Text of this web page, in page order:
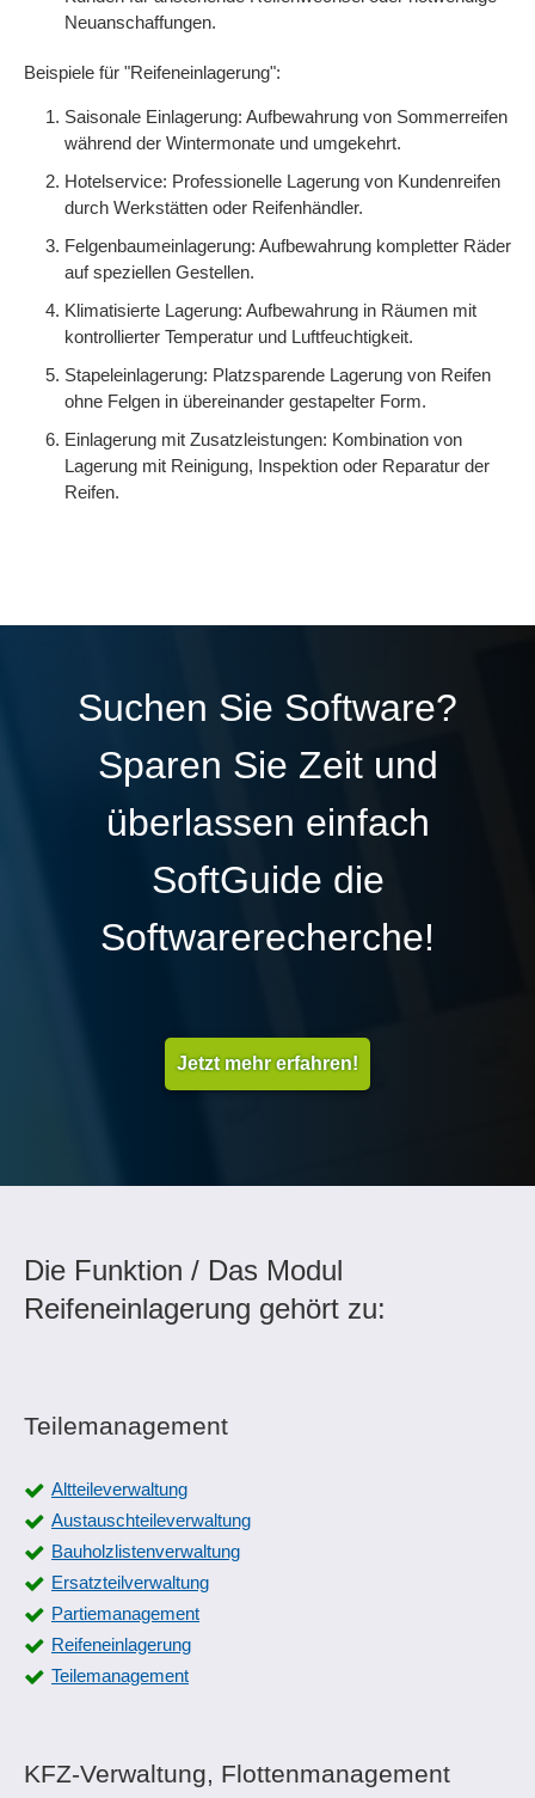
Neuanschaffungen.
Beispiele für "Reifeneinlagerung":
Saisonale Einlagerung: Aufbewahrung von Sommerreifen
während der Wintermonate und umgekehrt.
Hotelservice: Professionelle Lagerung von Kundenreifen
durch Werkstätten oder Reifenhändler.
Felgenbaumeinlagerung: Aufbewahrung kompletter Räder
auf speziellen Gestellen.
Klimatisierte Lagerung: Aufbewahrung in Räumen mit
kontrollierter Temperatur und Luftfeuchtigkeit.
Stapeleinlagerung: Platzsparende Lagerung von Reifen
ohne Felgen in übereinander gestapelter Form.
Einlagerung mit Zusatzleistungen: Kombination von
Lagerung mit Reinigung, Inspektion oder Reparatur der
Reifen.
Suchen Sie Software?
Sparen Sie Zeit und
überlassen einfach
SoftGuide die
Softwarerecherche!
Jetzt mehr erfahren!
Die Funktion / Das Modul
Reifeneinlagerung gehört zu:
Teilemanagement
Altteileverwaltung
Austauschteileverwaltung
Bauholzlistenverwaltung
Ersatzteilverwaltung
Partiemanagement
Reifeneinlagerung
Teilemanagement
KFZ-Verwaltung, Flottenmanagement